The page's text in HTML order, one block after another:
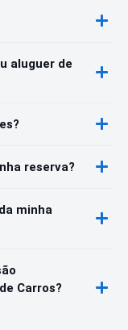
aluguer de
reserva?
minha
Carros?